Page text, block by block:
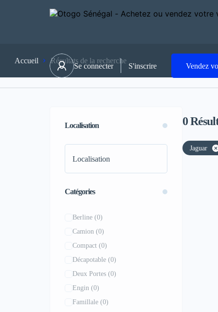
Se connecter S'inscrire Vendez
Accueil Résultats de la recherche
Localisation
Catégories
Berline (0)
Camion (0)
Compact (0)
Décapotable (0)
Deux Portes (0)
Engin (0)
Famillale (0)
0
Jaguar